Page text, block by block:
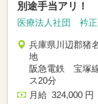
別途手当アリ！
医療法人社団 衿
兵庫県川辺郡猪
地
阪急電鉄 宝塚
ス20分
月給 324,000